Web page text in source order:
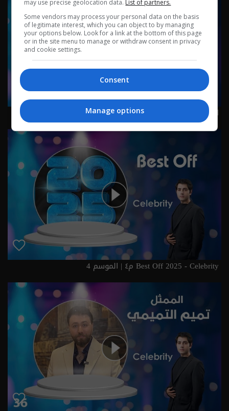
الفنان احمد الاسطى - Celebrity م٤ - الحلقة ٣٨ | الموسم 4
Best Off 2025 - Celebrity م٤ | الموسم 4
may use precise geolocation data. List of partners.
Some vendors may process your personal data on the basis
of legitimate interest, which you can object to by managing
your options below. Look for a link at the bottom of this page
or in the site menu to manage or withdraw consent in privacy
and cookie settings.
Consent
Manage options